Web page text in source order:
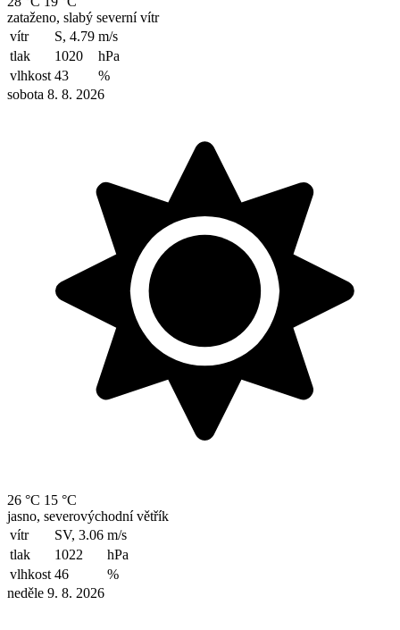
zataženo, slabý severní vítr
vítr
S, 4.79 m/s
tlak
1020
hPa
vlhkost 43
%
sobota 8. 8. 2026
26 °C 15 °C
jasno, severovýchodní větřík
vítr
SV, 3.06 m/s
tlak
1022
hPa
vlhkost 46
%
neděle 9. 8. 2026